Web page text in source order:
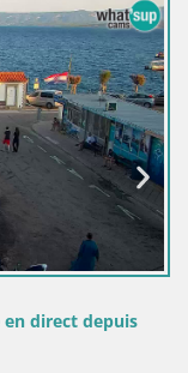
Webcam